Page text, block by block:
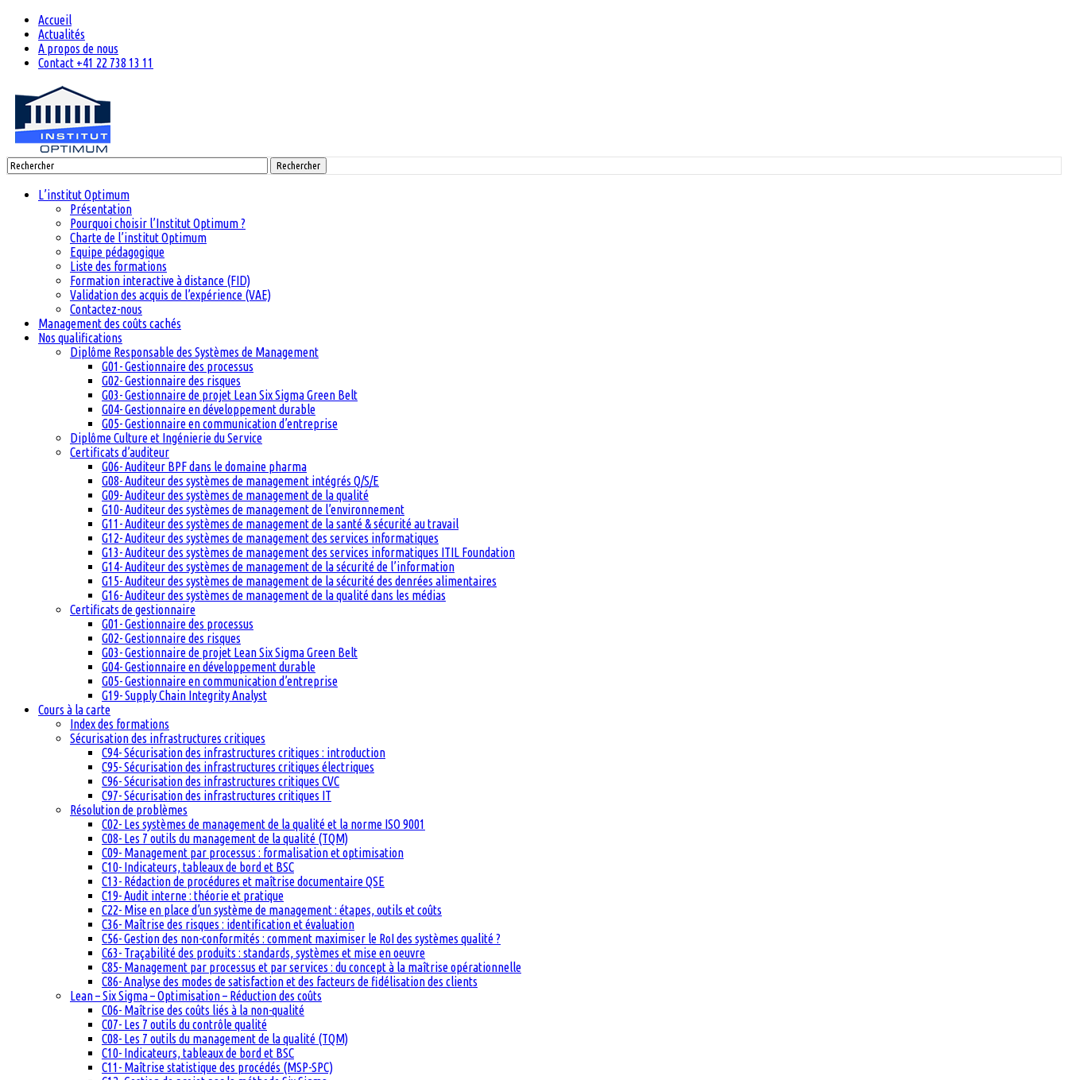
Accueil
Actualités
A propos de nous
Contact +41 22 738 13 11
Rechercher
L’institut Optimum
Présentation
Pourquoi choisir l’Institut Optimum ?
Charte de l’institut Optimum
Equipe pédagogique
Liste des formations
Formation interactive à distance (FID)
Validation des acquis de l’expérience (VAE)
Contactez-nous
Management des coûts cachés
Nos qualifications
Diplôme Responsable des Systèmes de Management
G01- Gestionnaire des processus
G02- Gestionnaire des risques
G03- Gestionnaire de projet Lean Six Sigma Green Belt
G04- Gestionnaire en développement durable
G05- Gestionnaire en communication d’entreprise
Diplôme Culture et Ingénierie du Service
Certificats d’auditeur
G06- Auditeur BPF dans le domaine pharma
G08- Auditeur des systèmes de management intégrés Q/S/E
G09- Auditeur des systèmes de management de la qualité
G10- Auditeur des systèmes de management de l’environnement
G11- Auditeur des systèmes de management de la santé & sécurité au travail
G12- Auditeur des systèmes de management des services informatiques
G13- Auditeur des systèmes de management des services informatiques ITIL Foundation
G14- Auditeur des systèmes de management de la sécurité de l’information
G15- Auditeur des systèmes de management de la sécurité des denrées alimentaires
G16- Auditeur des systèmes de management de la qualité dans les médias
Certificats de gestionnaire
G01- Gestionnaire des processus
G02- Gestionnaire des risques
G03- Gestionnaire de projet Lean Six Sigma Green Belt
G04- Gestionnaire en développement durable
G05- Gestionnaire en communication d’entreprise
G19- Supply Chain Integrity Analyst
Cours à la carte
Index des formations
Sécurisation des infrastructures critiques
C94- Sécurisation des infrastructures critiques : introduction
C95- Sécurisation des infrastructures critiques électriques
C96- Sécurisation des infrastructures critiques CVC
C97- Sécurisation des infrastructures critiques IT
Résolution de problèmes
C02- Les systèmes de management de la qualité et la norme ISO 9001
C08- Les 7 outils du management de la qualité (TQM)
C09- Management par processus : formalisation et optimisation
C10- Indicateurs, tableaux de bord et BSC
C13- Rédaction de procédures et maîtrise documentaire QSE
C19- Audit interne : théorie et pratique
C22- Mise en place d’un système de management : étapes, outils et coûts
C36- Maîtrise des risques : identification et évaluation
C56- Gestion des non-conformités : comment maximiser le RoI des systèmes qualité ?
C63- Traçabilité des produits : standards, systèmes et mise en oeuvre
C85- Management par processus et par services : du concept à la maîtrise opérationnelle
C86- Analyse des modes de satisfaction et des facteurs de fidélisation des clients
Lean – Six Sigma – Optimisation – Réduction des coûts
C06- Maîtrise des coûts liés à la non-qualité
C07- Les 7 outils du contrôle qualité
C08- Les 7 outils du management de la qualité (TQM)
C10- Indicateurs, tableaux de bord et BSC
C11- Maîtrise statistique des procédés (MSP-SPC)